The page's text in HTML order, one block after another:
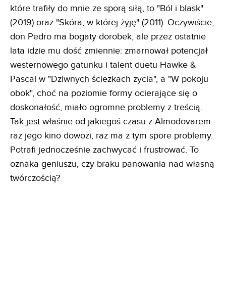
które trafiły do mnie ze sporą siłą, to "Ból i blask"
(2019) oraz "Skóra, w której żyję" (2011). Oczywiście,
don Pedro ma bogaty dorobek, ale przez ostatnie
lata idzie mu dość zmiennie: zmarnował potencjał
westernowego gatunku i talent duetu Hawke &
Pascal w "Dziwnych ścieżkach życia", a "W pokoju
obok", choć na poziomie formy ocierające się o
doskonałość, miało ogromne problemy z treścią.
Tak jest właśnie od jakiegoś czasu z Almodovarem -
raz jego kino dowozi, raz ma z tym spore problemy.
Potrafi jednocześnie zachwycać i frustrować. To
oznaka geniuszu, czy braku panowania nad własną
twórczością?